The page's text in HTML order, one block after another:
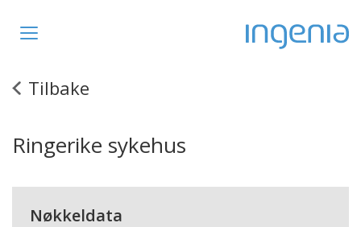
Toggle
Tilbake
Ringerike sykehus
Nøkkeldata